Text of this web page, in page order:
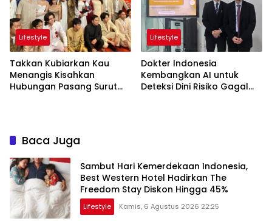
Lifestyle
Takkan Kubiarkan Kau
Menangis Kisahkan
Hubungan Pasang Surut
Lifestyle
Dokter Indonesia
Kembangkan AI untuk
Deteksi Dini Risiko Gagal
Baca Juga
Sambut Hari Kemerdekaan Indonesia,
Best Western Hotel Hadirkan The
Freedom Stay Diskon Hingga 45%
Lifestyle Kamis, 6 Agustus 2026 22:25